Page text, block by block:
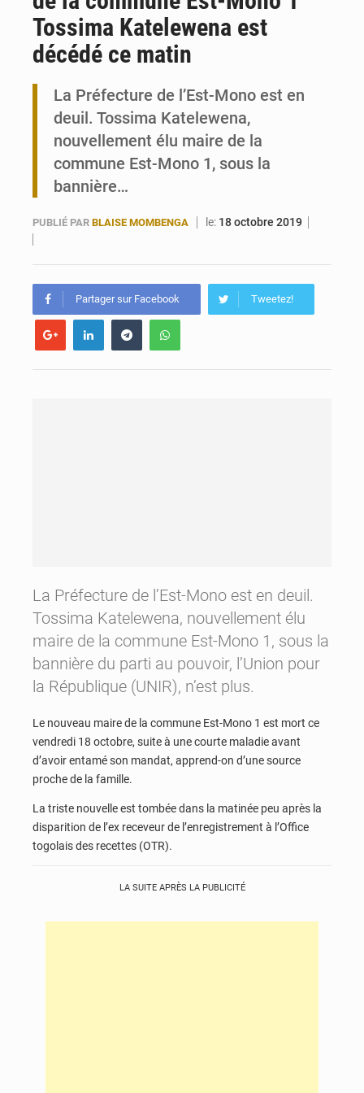
Tossima Katelewena est
décédé ce matin
La Préfecture de l’Est-Mono est en
deuil. Tossima Katelewena,
nouvellement élu maire de la
commune Est-Mono 1, sous la
bannière…
PUBLIÉ PAR BLAISE MOMBENGA le: 18 octobre 2019
Partager sur Facebook Tweetez!
La Préfecture de l’Est-Mono est en deuil.
Tossima Katelewena, nouvellement élu
maire de la commune Est-Mono 1, sous la
bannière du parti au pouvoir, l’Union pour
la République (UNIR), n’est plus.
Le nouveau maire de la commune Est-Mono 1 est mort ce
vendredi 18 octobre, suite à une courte maladie avant
d’avoir entamé son mandat, apprend-on d’une source
proche de la famille.
La triste nouvelle est tombée dans la matinée peu après la
disparition de l’ex receveur de l’enregistrement à l’Office
togolais des recettes (OTR).
LA SUITE APRÈS LA PUBLICITÉ